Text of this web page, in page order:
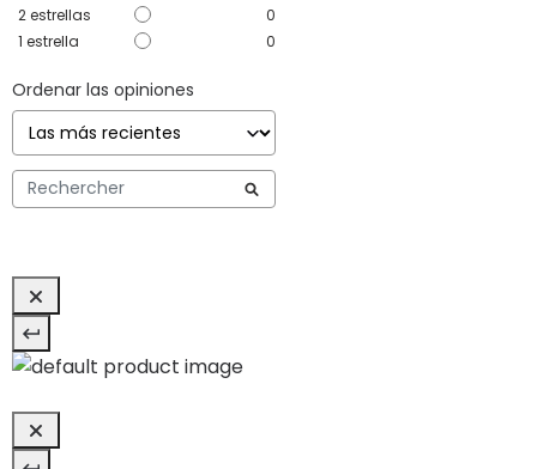
2estrellas
0
1 estrella 0
Ordenar las opiniones